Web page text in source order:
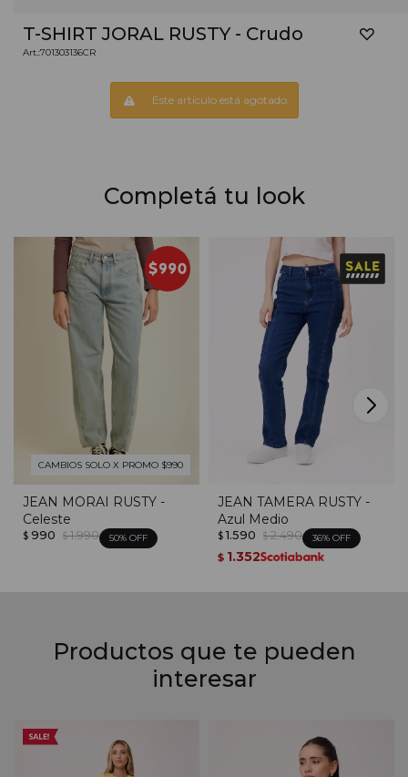
T-SHIRT JORAL RUSTY - Crudo
701303136CR
Este artículo está agotado.
Completá tu look
CAMBIOS SOLO X PROMO $990
JEAN MORAI RUSTY -
Celeste
$ 990 $ 1.990 50
JEAN TAMERA RUSTY -
Azul Medio
$ 1.590 $ 2.490 36
$ 1.352
Productos que te pueden
interesar